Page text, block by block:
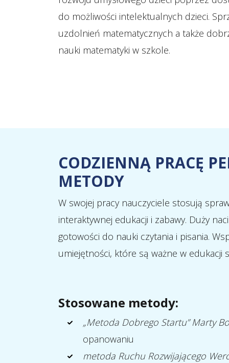
do możliwości intelektualnych dzieci.
uzdolnień matematycznych a także
nauki matematyki w szkole.
CODZIENNĄ PRACĘ
METODY
W swojej pracy nauczyciele stosują
interaktywnej edukacji i zabawy. Duży
gotowości do nauki czytania i pisania.
umiejętności, które są ważne w edukacji
Stosowane metody:
„Metoda Dobrego Startu” Marty
opanowaniu
metoda Ruchu Rozwijającego